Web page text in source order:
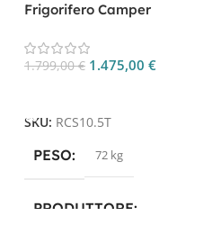
Frigorifero Camper
Compressore TFT
1.799,00€ 1.475,00 €
SKU: RCS10.5T
PESO 72 kg
PRODUTTORE